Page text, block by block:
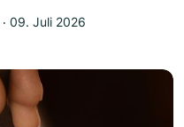
‧ 09. Juli 2026